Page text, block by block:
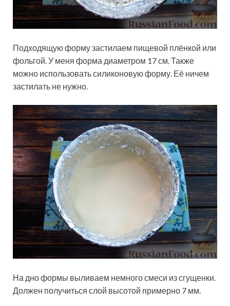
Подходящую форму застилаем пищевой плёнкой или
фольгой. У меня форма диаметром 17 см. Также
можно использовать силиконовую форму. Её ничем
застилать не нужно.
На дно формы выливаем немного смеси из сгущенки.
Должен получиться слой высотой примерно 7 мм.